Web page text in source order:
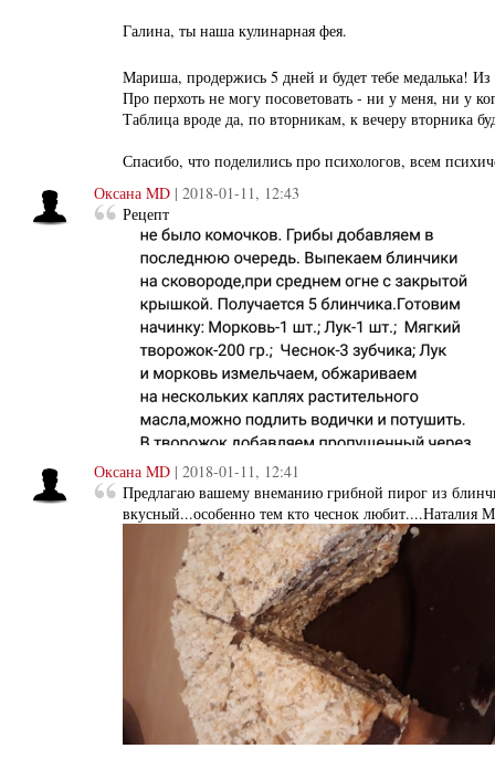
Галина, ты наша кулинарная фея.
Мариша, продержись 5 дней и будет тебе медалька!
Про перхоть не могу посоветовать - ни у меня, ни у
Таблица вроде да, по вторникам, к вечеру вторника
Спасибо, что поделились про психологов, всем
Оксана MD | 2018-01-11, 12:43
Рецепт
Оксана MD | 2018-01-11, 12:41
Предлагаю вашему внеманию грибной пирог из
вкусный...особенно тем кто чеснок любит....Наталия